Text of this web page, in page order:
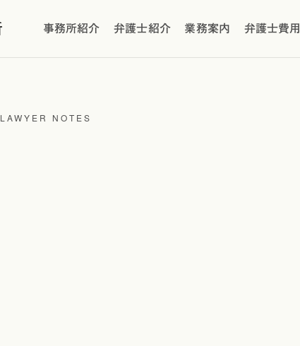
事務所紹介 弁護士紹介 業務案内 弁護士費用
LAWYER NOTES